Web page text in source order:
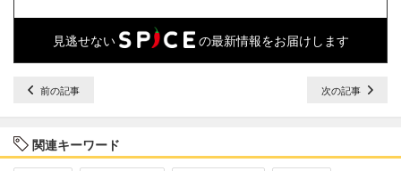
見逃せない の最新情報をお届けします
前の記事 次の記事
関連キーワード